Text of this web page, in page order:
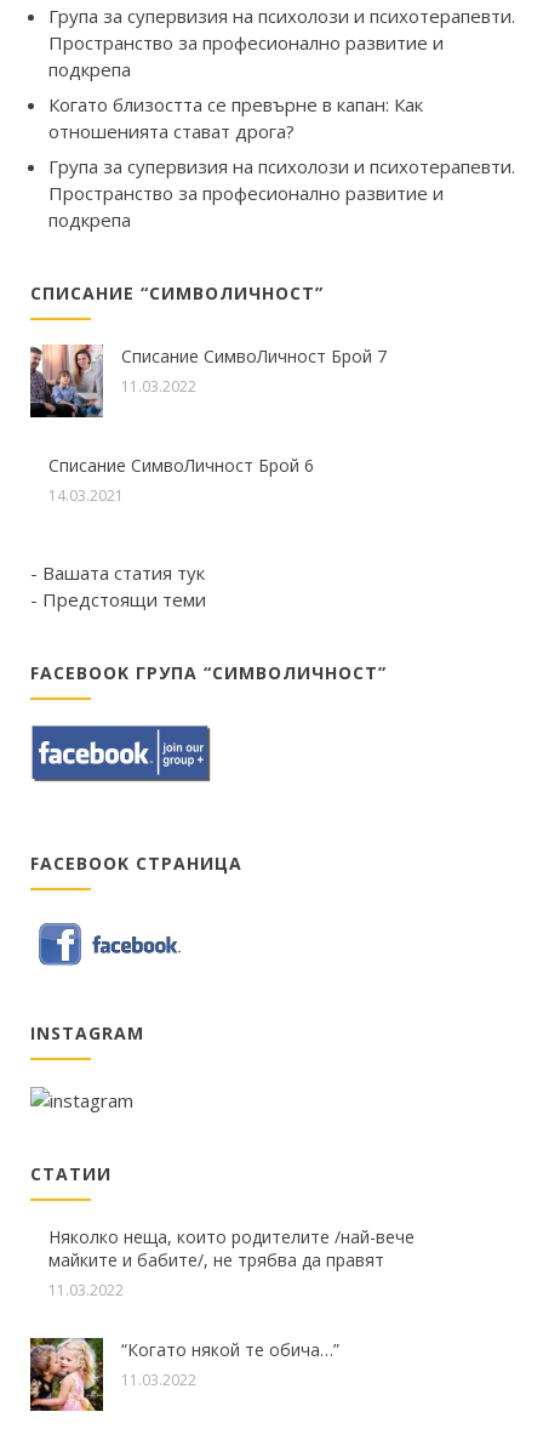
Група за супервизия на психолози и психотерапевти.
Пространство за професионално развитие и
подкрепа
Когато близостта се превърне в капан: Как
отношенията стават дрога?
Група за супервизия на психолози и психотерапевти.
Пространство за професионално развитие и
подкрепа
СПИСАНИЕ “СИМВОЛИЧНОСТ”
Списание СимвоЛичност Брой 7
11.03.2022
Списание СимвоЛичност Брой 6
14.03.2021
- Вашата статия тук
- Предстоящи теми
FACEBOOK ГРУПА “СИМВОЛИЧНОСТ”
FACEBOOK СТРАНИЦА
INSTAGRAM
СТАТИИ
Няколко неща, които родителите /най-вече
майките и бабите/, не трябва да правят
11.03.2022
“Когато някой те обича…”
11.03.2022